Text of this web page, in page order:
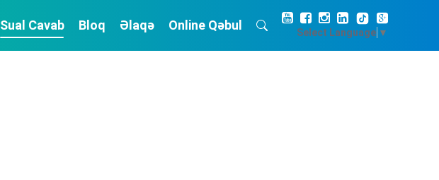
Sual Cavab Bloq Əlaqə Online Qəbul Select Language ▼